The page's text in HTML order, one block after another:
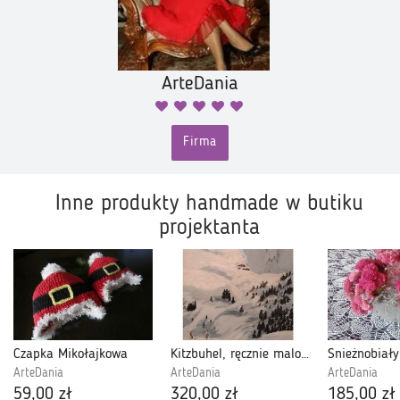
ArteDania
Firma
Inne produkty handmade w butiku
projektanta
Czapka Mikołajkowa
ArteDania
59,00 zł
Kitzbuhel, ręcznie malowany obraz olejny
ArteDania
320,00 zł
ArteDania
185,00 zł